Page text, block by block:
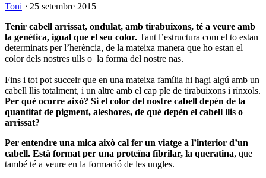
Toni ⋅ 25 setembre 2015
Tenir cabell arrissat, ondulat, amb tirabuixons, té a veure amb
la genètica, igual que el seu color. Tant l’estructura com el to estan
determinats per l’herència, de la mateixa manera que ho estan el
color dels nostres ulls o la forma del nostre nas.
Fins i tot pot succeir que en una mateixa família hi hagi algú amb un
cabell llis totalment, i un altre amb el cap ple de tirabuixons i rínxols.
Per què ocorre això? Si el color del nostre cabell depèn de la
quantitat de pigment, aleshores, de què depèn el cabell llis o
arrissat?
Per entendre una mica això cal fer un viatge a l’interior d’un
cabell. Està format per una proteïna fibrilar, la queratina, que
també té a veure en la formació de les ungles.